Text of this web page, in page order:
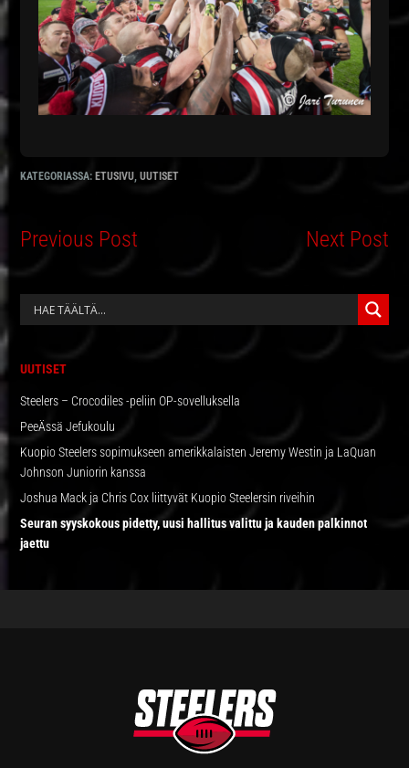
KATEGORIASSA: ETUSIVU,UUTISET
Previous Post Next Post
ENSISIJAINEN
UUTISET
Steelers – Crocodiles -peliin OP-sovelluksella
PeeÄssä Jefukoulu
Kuopio Steelers sopimukseen amerikkalaisten Jeremy Westin ja LaQuan
Johnson Juniorin kanssa
Joshua Mack ja Chris Cox liittyvät Kuopio Steelersin riveihin
Seuran syyskokous pidetty, uusi hallitus valittu ja kauden palkinnot
jaettu